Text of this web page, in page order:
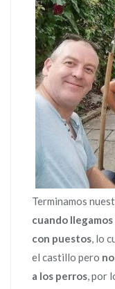
Terminamos
cuando
con puestos, lo
el castillo pero
a los perros, por